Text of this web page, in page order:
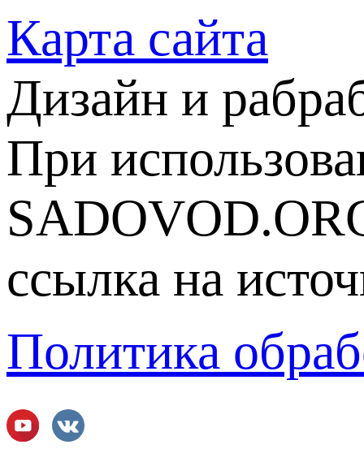
Карта сайта
Дизайн и
При
ссылка на
Политика